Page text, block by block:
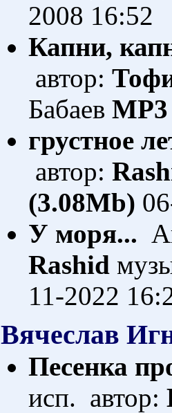
2008 16:52
Капни,
автор:
Бабаев
грустное
автор:
(3.08Mb)
У моря...
Rashid
11-2022
Вячеслав
Песенка
исп. автор: